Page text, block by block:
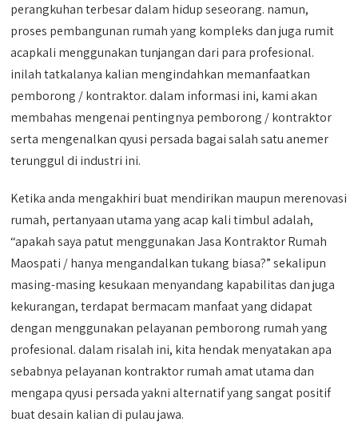
perangkuhan terbesar dalam hidup seseorang. namun,
proses pembangunan rumah yang kompleks dan juga rumit
acapkali menggunakan tunjangan dari para profesional.
inilah tatkalanya kalian mengindahkan memanfaatkan
pemborong / kontraktor. dalam informasi ini, kami akan
membahas mengenai pentingnya pemborong / kontraktor
serta mengenalkan qyusi persada bagai salah satu anemer
terunggul di industri ini.
Ketika anda mengakhiri buat mendirikan maupun merenovasi
rumah, pertanyaan utama yang acap kali timbul adalah,
“apakah saya patut menggunakan Jasa Kontraktor Rumah
Maospati / hanya mengandalkan tukang biasa?” sekalipun
masing-masing kesukaan menyandang kapabilitas dan juga
kekurangan, terdapat bermacam manfaat yang didapat
dengan menggunakan pelayanan pemborong rumah yang
profesional. dalam risalah ini, kita hendak menyatakan apa
sebabnya pelayanan kontraktor rumah amat utama dan
mengapa qyusi persada yakni alternatif yang sangat positif
buat desain kalian di pulau jawa.